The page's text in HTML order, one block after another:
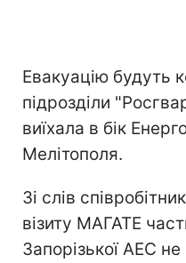
Евакуацію будуть
підрозділи
виїхала в бік
Мелітополя.
Зі слів
візиту МАГАТЕ
Запорізької АЕС